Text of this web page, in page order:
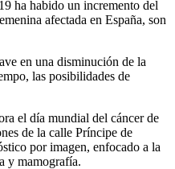
ha habido un incremento del
afectada en España, son
en una disminución de la
las posibilidades de
el día mundial del cáncer de
de la calle Príncipe de
por imagen, enfocado a la
y mamografía.